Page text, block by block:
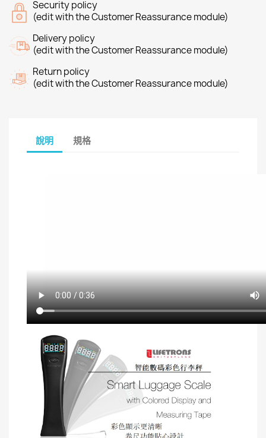
Security policy
(edit with the Customer Reassurance module)
Delivery policy
(edit with the Customer Reassurance module)
Return policy
(edit with the Customer Reassurance module)
說明 規格